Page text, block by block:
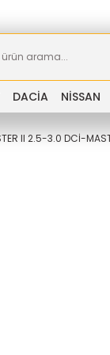
DACİA NİSSAN